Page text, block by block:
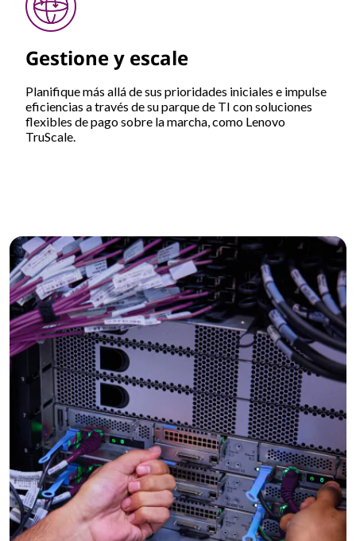
Gestione y escale
Planifique más allá de sus prioridades iniciales e impulse
eficiencias a través de su parque de TI con soluciones
flexibles de pago sobre la marcha, como Lenovo
TruScale.